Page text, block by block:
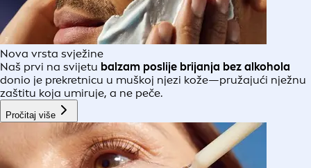
Nova vrsta svježine
Naš prvi na svijetu balzam poslije brijanja bez alkohola
donio je prekretnicu u muškoj njezi kože—pružajući nježnu
zaštitu koja umiruje, a ne peče.
Pročitaj više